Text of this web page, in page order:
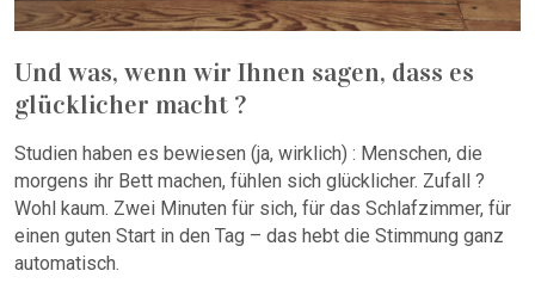
Und was, wenn wir Ihnen sagen, dass es
glücklicher macht ?
Studien haben es bewiesen (ja, wirklich) : Menschen, die
morgens ihr Bett machen, fühlen sich glücklicher. Zufall ?
Wohl kaum. Zwei Minuten für sich, für das Schlafzimmer, für
einen guten Start in den Tag – das hebt die Stimmung ganz
automatisch.